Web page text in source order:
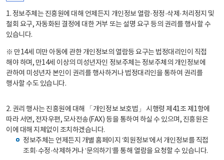
1. 정보주체는 진흥원에 대해 언제든지 개인정보 열람·정정·삭제·처리정지 및
철회 요구, 자동화된 결정에 대한 거부 또는 설명 요구 등의 권리를 행사할 수
있습니다.
※ 만14세 미만 아동에 관한 개인정보의 열람등 요구는 법정대리인이 직접
해야 하며, 만14세 이상의 미성년자인 정보주체는 정보주체의 개인정보에
관하여 미성년자 본인이 권리를 행사하거나 법정대리인을 통하여 권리를
행사할 수도 있습니다.
2. 권리 행사는 진흥원에 대해 「개인정보 보호법」 시행령 제41조 제1항에
따라 서면, 전자우편, 모사전송(FAX) 등을 통하여 하실 수 있으며, 진흥원은
이에 대해 지체없이 조치하겠습니다.
정보주체는 언제든지 개별 홈페이지 ‘회원정보’에서 개인정보를 직접
조회·수정·삭제하거나 ‘문의하기’를 통해 열람을 요청할 수 있습니다.